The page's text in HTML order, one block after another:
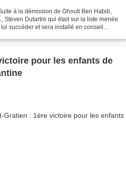
à la démission de Ghouti Ben Habib,
Steven Dutartre qui était sur la liste menée
succéder et sera installé en conseil
pour les enfants de